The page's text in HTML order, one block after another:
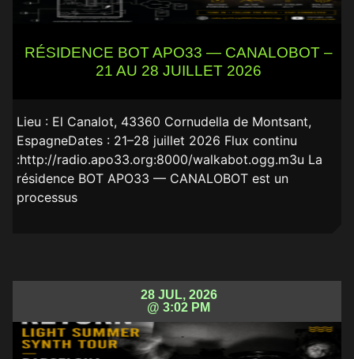
RÉSIDENCE BOT APO33 — CANALOBOT –
21 AU 28 JUILLET 2026
Lieu : El Canalot, 43360 Cornudella de Montsant,
EspagneDates : 21–28 juillet 2026 Flux continu
:http://radio.apo33.org:8000/walkabot.ogg.m3u La
résidence BOT APO33 — CANALOBOT est un
processus
28 JUL, 2026
@ 3:02 PM